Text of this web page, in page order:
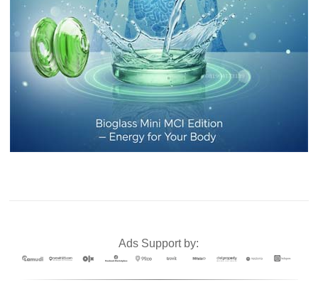
Ads Support by: